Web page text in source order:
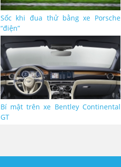
Sốc khi đua thử bằng xe Porsche
“điện”
Bí mật trên xe Bentley Continental
GT